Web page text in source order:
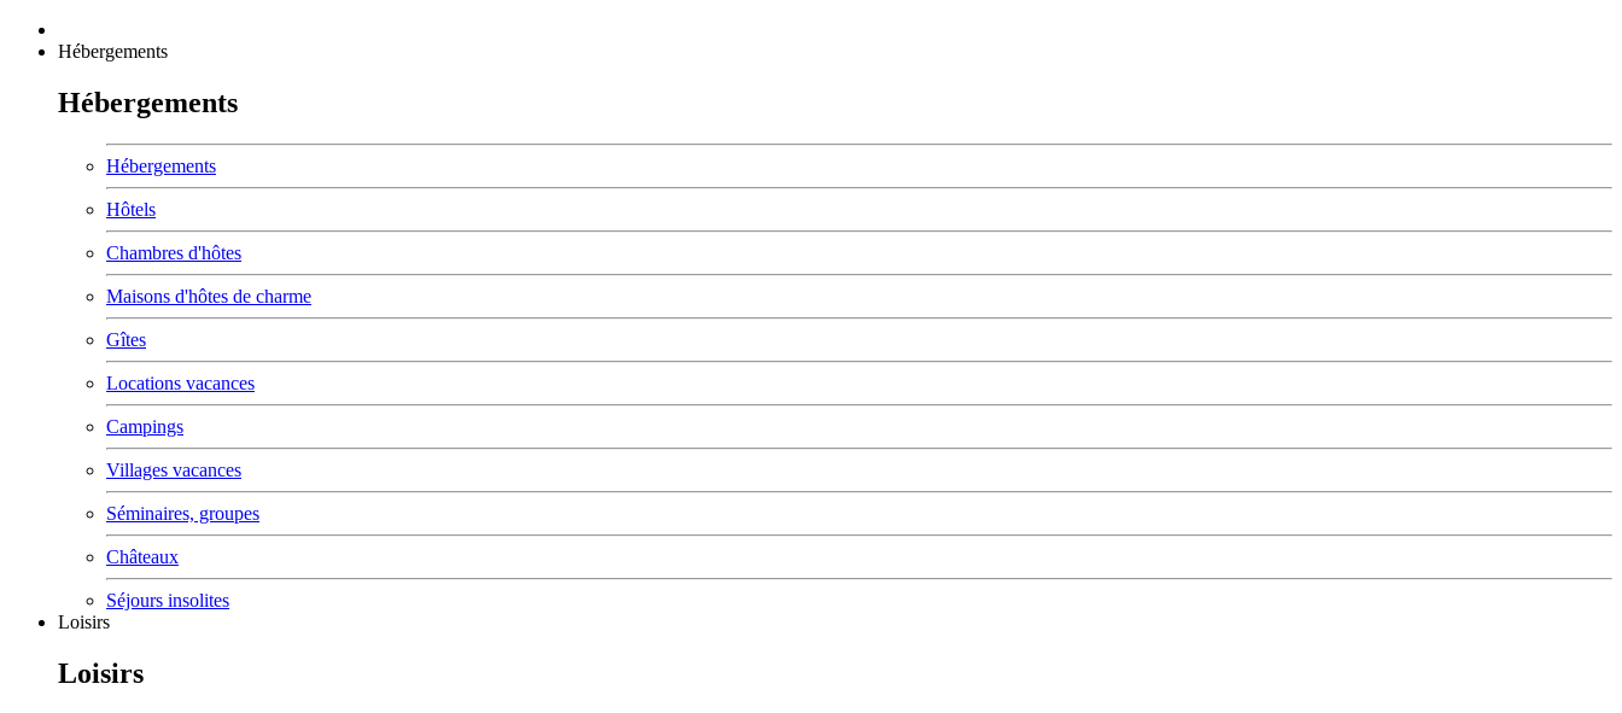
Hébergements
Hébergements
Hébergements
Hôtels
Chambres d'hôtes
Maisons d'hôtes de charme
Gîtes
Locations vacances
Campings
Villages vacances
Séminaires, groupes
Châteaux
Séjours insolites
Loisirs
Loisirs